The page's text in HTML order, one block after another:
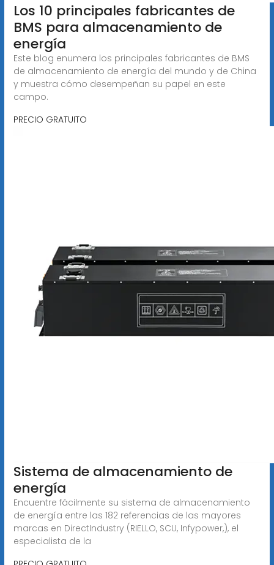
Los 10 principales fabricantes de
BMS para almacenamiento de
energía
Este blog enumera los principales fabricantes de BMS
de almacenamiento de energía del mundo y de China
y muestra cómo desempeñan su papel en este
campo.
PRECIO GRATUITO
Sistema de almacenamiento de
energía
Encuentre fácilmente su sistema de almacenamiento
de energía entre las 182 referencias de las mayores
marcas en DirectIndustry (RIELLO, SCU, Infypower,), el
especialista de la